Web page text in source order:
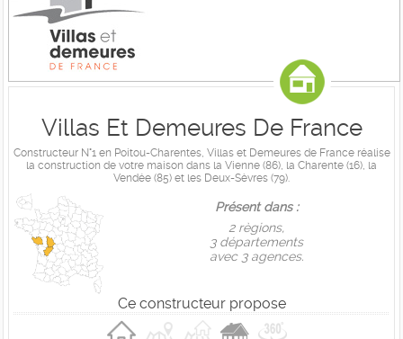
Villas Et Demeures De France
Constructeur N°1 en Poitou-Charentes, Villas et Demeures de France réalise
la construction de votre maison dans la Vienne (86), la Charente (16), la
Vendée (85) et les Deux-Sèvres (79).
Présent dans :
2 règions,
3 départements
avec 3 agences.
Ce constructeur propose